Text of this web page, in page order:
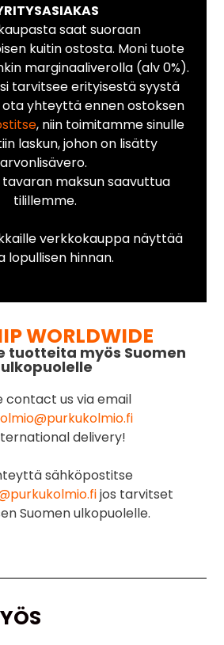
saat suoraan
kuitin ostosta. Moni tuote
marginaaliverolla (alv 0%).
tarvitsee erityisestä syystä
ota yhteyttä ennen ostoksen
, niin toimitamme sinulle
laskun, johon on lisätty
arvonlisävero.
maksun saavuttua
tilillemme.
verkkokauppa näyttää
lopullisen hinnan.
WORLDWIDE
tuotteita myös Suomen
ulkopuolelle
contact us via email
delivery!
sähköpostitse
jos tarvitset
Suomen ulkopuolelle.